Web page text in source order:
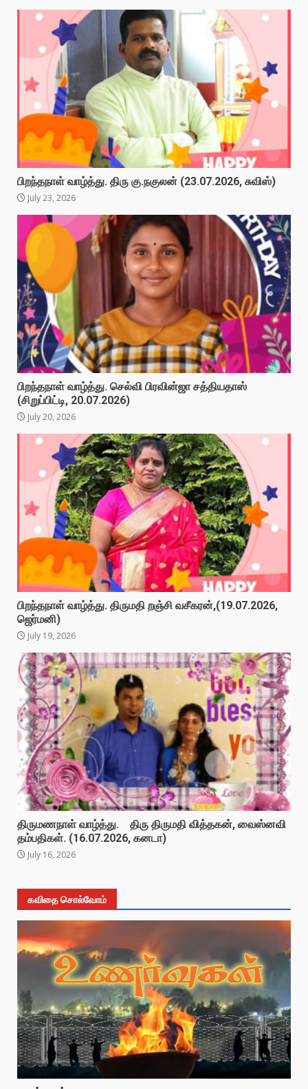
பிறந்தநாள் வாழ்த்து. திரு கு.நகுலன் (23.07.2026, சுவிஸ்)
July 23, 2026
பிறந்தநாள் வாழ்த்து. செல்வி பிரவின்ஜா சத்தியதாஸ்
(சிறுப்பிட்டி, 20.07.2026)
July 20, 2026
பிறந்தநாள் வாழ்த்து. திருமதி றஞ்சி வசீகரன்,(19.07.2026,
ஜெர்மனி)
July 19, 2026
திருமணநாள் வாழ்த்து. திரு திருமதி வித்தகன், வைஸ்னவி
தம்பதிகள். (16.07.2026, கனடா)
July 16, 2026
கவிதை சொல்வோம்